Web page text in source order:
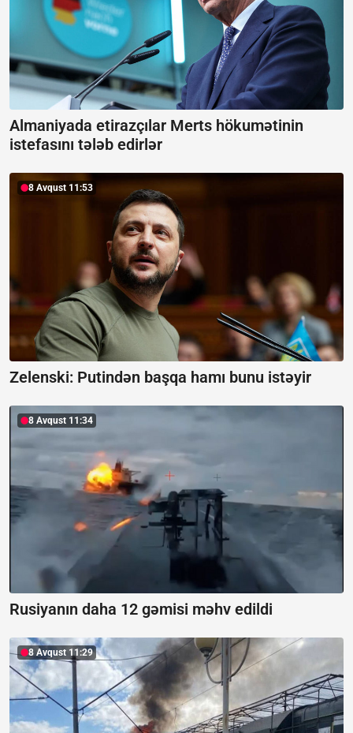
Almaniyada etirazçılar Merts hökumətinin
istefasını tələb edirlər
8 Avqust 11:53
Zelenski: Putindən başqa hamı bunu istəyir
8 Avqust 11:34
Rusiyanın daha 12 gəmisi məhv edildi
8 Avqust 11:29